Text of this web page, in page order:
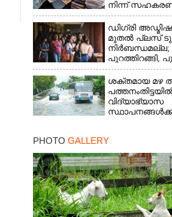
നിന്ന്
ബാങ്കുകളെ
ഡിഗ്രി
മുതൽ പ്ലസ് ടു
നിർബന്ധമല്ല;
പുറത്തിറങ്ങി,
മാറ്റങ്ങൾ
ശക്തമായ മഴ
വിദ്യാഭ്യാസ
PHOTO GALLERY